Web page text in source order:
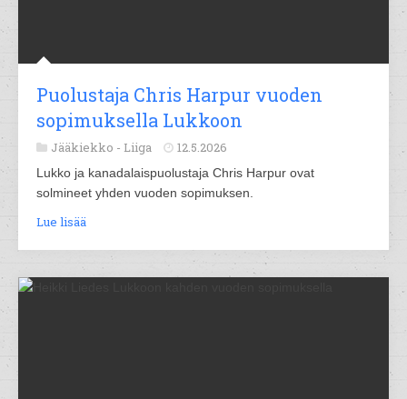
Puolustaja Chris Harpur vuoden
sopimuksella Lukkoon
Jääkiekko - Liiga 12.5.2026
Lukko ja kanadalaispuolustaja Chris Harpur ovat
solmineet yhden vuoden sopimuksen.
Lue lisää